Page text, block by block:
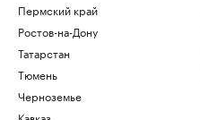
Пермский край
Ростов-на-Дону
Татарстан
Тюмень
Черноземье